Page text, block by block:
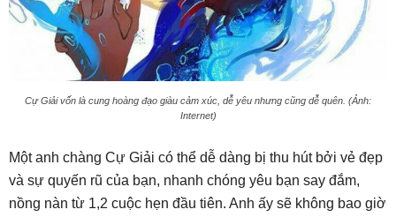
Cự Giải vốn là cung hoàng đạo giàu cảm xúc, dễ yêu nhưng cũng dễ quên. (Ảnh:
Internet)
Một anh chàng Cự Giải có thể dễ dàng bị thu hút bởi vẻ đẹp
và sự quyến rũ của bạn, nhanh chóng yêu bạn say đắm,
nồng nàn từ 1,2 cuộc hẹn đầu tiên. Anh ấy sẽ không bao giờ